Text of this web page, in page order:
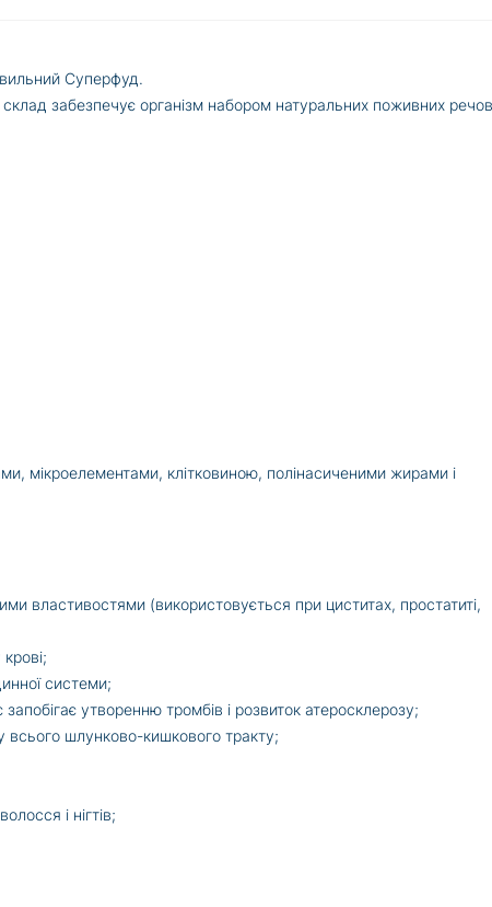
Суперфуд.
склад забезпечує організм набором натуральних поживних
мікроелементами, клітковиною, полінасиченими жирами і
властивостями (використовується при циститах, простатиті,
системи;
утворенню тромбів і розвиток атеросклерозу;
всього шлунково-кишкового тракту;
і нігтів;